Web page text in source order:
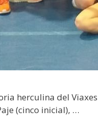
herculina del
(cinco inicial), …